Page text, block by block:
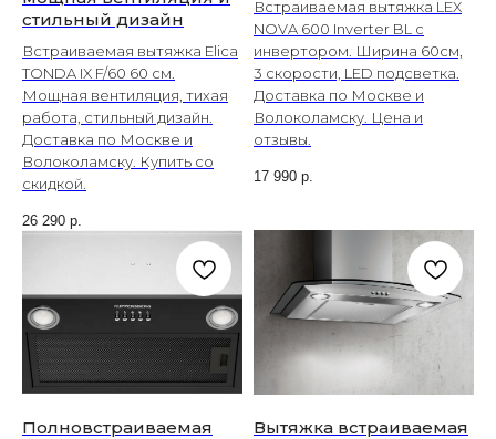
стильный дизайн
Встраиваемая вытяжка Elica
TONDA IX F/60 60 см.
Мощная вентиляция, тихая
работа, стильный дизайн.
Доставка по Москве и
Волоколамску. Купить со
скидкой.
26 290 р.
Встраиваемая вытяжка LEX
NOVA 600 Inverter BL с
инвертором. Ширина 60см,
3 скорости, LED подсветка.
Доставка по Москве и
Волоколамску. Цена и
отзывы.
17 990 р.
Полновстраиваемая
Вытяжка встраиваемая